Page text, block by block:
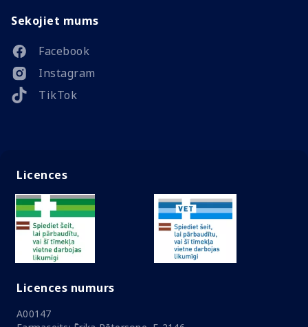
Sekojiet mums
Facebook
Instagram
TikTok
Licences
Licences numurs
A00147